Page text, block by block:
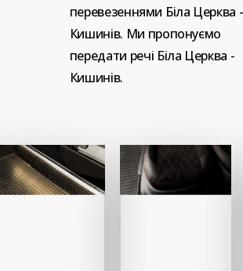
перевезеннями Біла Церква -
Кишинів. Ми пропонуємо
передати речі Біла Церква -
Кишинів.